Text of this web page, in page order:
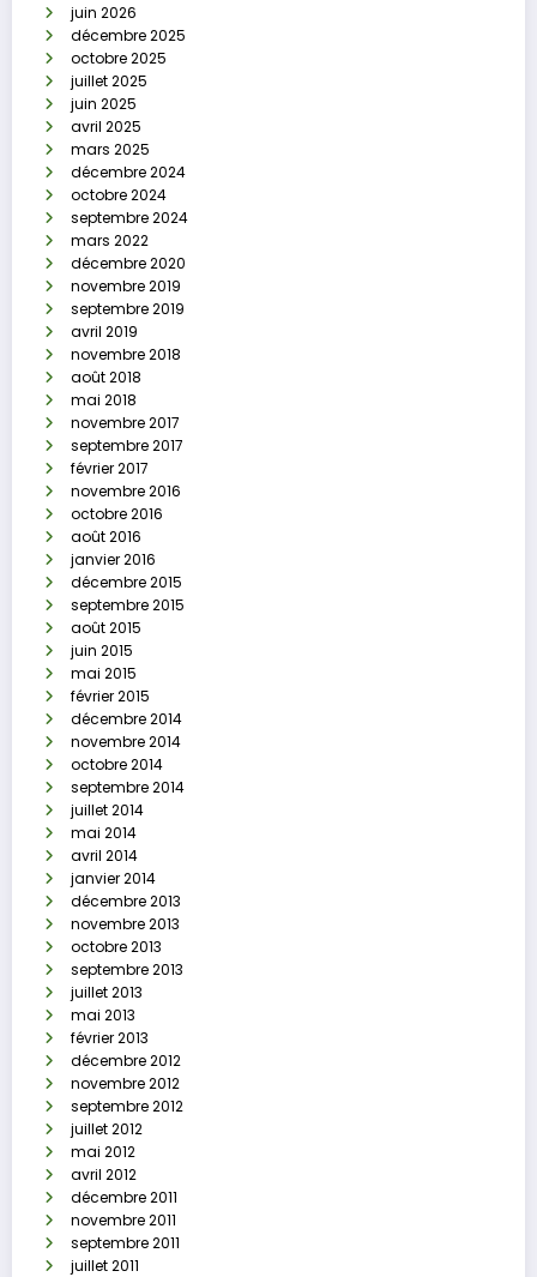
juin 2026
décembre 2025
octobre 2025
juillet 2025
juin 2025
avril 2025
mars 2025
décembre 2024
octobre 2024
septembre 2024
mars 2022
décembre 2020
novembre 2019
septembre 2019
avril 2019
novembre 2018
août 2018
mai 2018
novembre 2017
septembre 2017
février 2017
novembre 2016
octobre 2016
août 2016
janvier 2016
décembre 2015
septembre 2015
août 2015
juin 2015
mai 2015
février 2015
décembre 2014
novembre 2014
octobre 2014
septembre 2014
juillet 2014
mai 2014
avril 2014
janvier 2014
décembre 2013
novembre 2013
octobre 2013
septembre 2013
juillet 2013
mai 2013
février 2013
décembre 2012
novembre 2012
septembre 2012
juillet 2012
mai 2012
avril 2012
décembre 2011
novembre 2011
septembre 2011
juillet 2011